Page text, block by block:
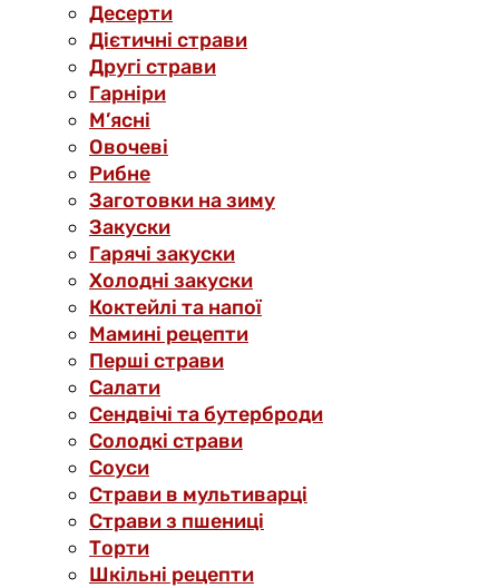
Десерти
Дієтичні страви
Другі страви
Гарніри
М’ясні
Овочеві
Рибне
Заготовки на зиму
Закуски
Гарячі закуски
Холодні закуски
Коктейлі та напої
Мамині рецепти
Перші страви
Салати
Сендвічі та бутерброди
Солодкі страви
Соуси
Страви в мультиварці
Страви з пшениці
Торти
Шкільні рецепти